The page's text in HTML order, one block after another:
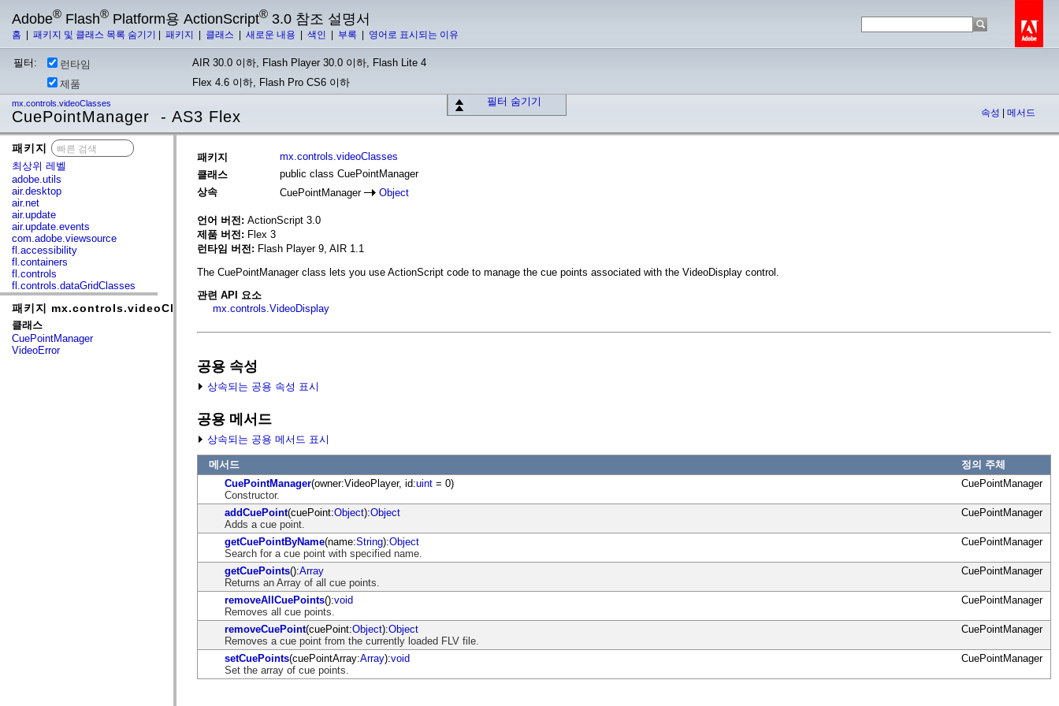
Adobe® Flash® Platform용 ActionScript® 3.0 참조 설명서
홈 패키지 및 클래스 목록 숨기기 패키지 클래스 새로운 내용 색인 부록 영어로 표시되는 이유
필터: 런타임
AIR 30.0 이하, Flash Player 30.0 이하, Flash Lite 4
제품
Flex 4.6 이하, Flash Pro CS6 이하
필터 숨기기
mx.controls.videoClasses
CuePointManager - AS3 Flex 속성 메서드
패키지
최상위 레벨
adobe.utils
air.desktop
air.net
air.update
air.update.events
com.adobe.viewsource
fl.accessibility
fl.containers
fl.controls
fl.controls.dataGridClasses
fl.controls.listClasses
fl.controls.progressBarClasses
fl.core
fl.data
fl.display
fl.events
패키지 mx.controls.videoClasses
클래스
CuePointManager
VideoError
패키지
mx.controls.videoClasses
클래스
public class CuePointManager
상속
CuePointManager Object
언어 버전: ActionScript 3.0
제품 버전: Flex 3
런타임 버전: Flash Player 9, AIR 1.1
The CuePointManager class lets you use ActionScript code to manage the cue points associated with the VideoDisplay control.
관련 API 요소
mx.controls.VideoDisplay
공용 속성
상속되는 공용 속성 표시
공용 메서드
상속되는 공용 메서드 표시
메서드
정의 주체
CuePointManager(owner:VideoPlayer, id:uint = 0)
Constructor.
CuePointManager
addCuePoint(cuePoint:Object):Object
Adds a cue point.
CuePointManager
getCuePointByName(name:String):Object
Search for a cue point with specified name.
CuePointManager
getCuePoints():Array
Returns an Array of all cue points.
CuePointManager
removeAllCuePoints():void
Removes all cue points.
CuePointManager
removeCuePoint(cuePoint:Object):Object
Removes a cue point from the currently loaded FLV file.
CuePointManager
setCuePoints(cuePointArray:Array):void
Set the array of cue points.
CuePointManager